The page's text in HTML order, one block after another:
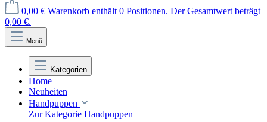
0,00 € Warenkorb enthält 0 Positionen. Der Gesamtwert beträgt
0,00 €.
Menü
Kategorien
Home
Neuheiten
Handpuppen
Zur Kategorie Handpuppen